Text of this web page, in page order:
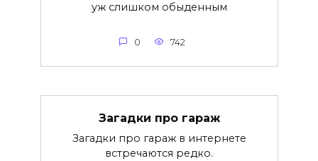
уж слишком обыденным
0 742
Загадки про гараж
Загадки про гараж в интернете
встречаются редко.